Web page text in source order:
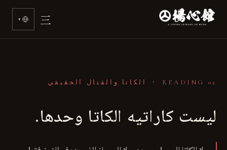
三
▾
READING 02 ・ الكاتا والقتال الحقيقي
ليست كاراتيه الكاتا وحدها.